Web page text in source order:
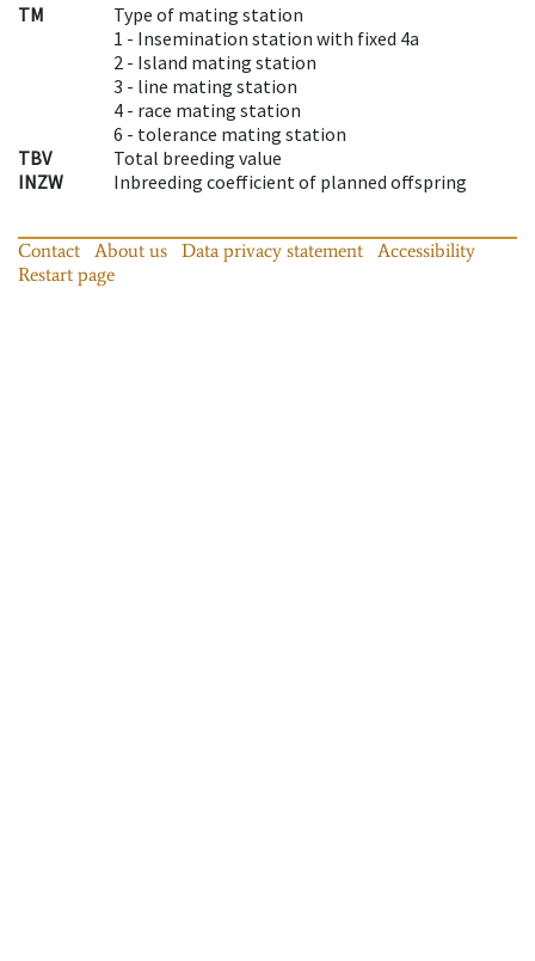
TM
Type of mating station
1 - Insemination station with fixed 4a
2 - Island mating station
3 - line mating station
4 - race mating station
6 - tolerance mating station
TBV
Total breeding value
INZW
Inbreeding coefficient of planned offspring
Contact About us Data privacy statement
Accessibility
Restart page